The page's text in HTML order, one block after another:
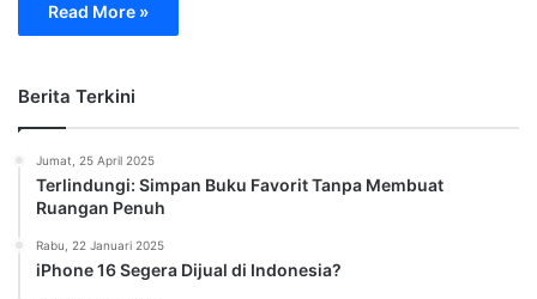
Read More »
Berita Terkini
Jumat, 25 April 2025
Terlindungi: Simpan Buku Favorit Tanpa Membuat
Ruangan Penuh
Rabu, 22 Januari 2025
iPhone 16 Segera Dijual di Indonesia?